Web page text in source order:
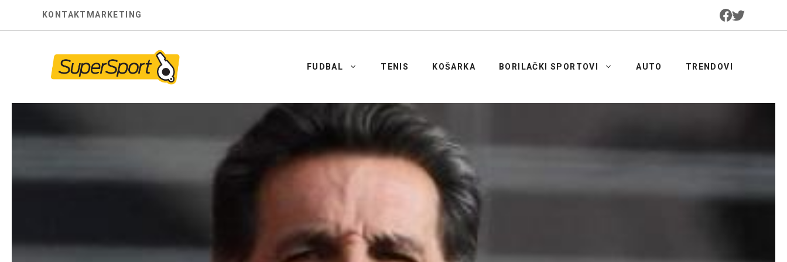
KONTAKT MARKETING
FUDBAL TENIS KOŠARKA BORILAČKI SPORTOVI AUTO TRENDOVI